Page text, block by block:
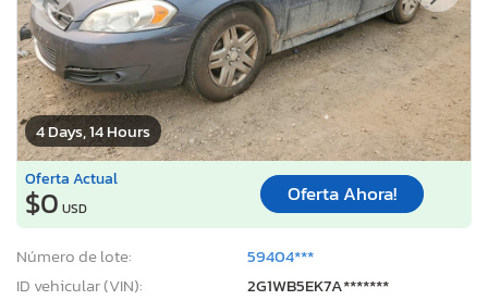
4 Days, 14 Hours
Oferta Actual
$0 USD
Oferta Ahora!
Número de lote:
59404***
ID vehicular (VIN):
2G1WB5EK7A*******